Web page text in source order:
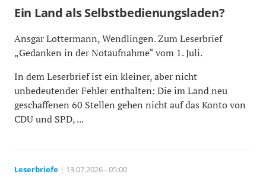
Ein Land als Selbstbedienungsladen?
Ansgar Lottermann, Wendlingen. Zum Leserbrief
„Gedanken in der Notaufnahme“ vom 1. Juli.
In dem Leserbrief ist ein kleiner, aber nicht
unbedeutender Fehler enthalten: Die im Land neu
geschaffenen 60 Stellen gehen nicht auf das Konto von
CDU und SPD, ...
Leserbriefe | 13.07.2026 - 05:00